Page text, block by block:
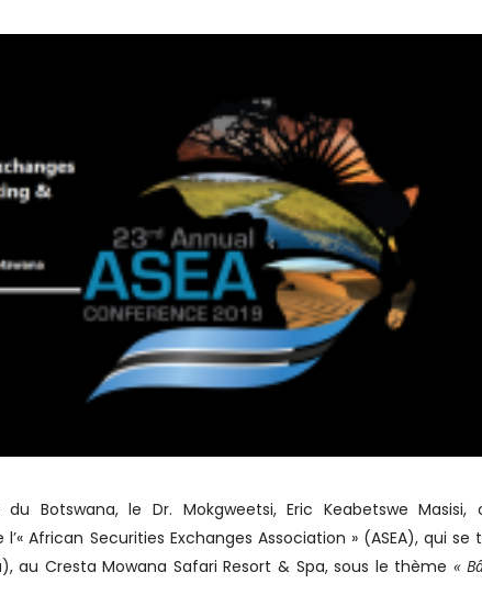
Botswana, le Dr. Mokgweetsi, Eric Keabetswe Masisi,
African Securities Exchanges Association » (ASEA), qui se
au Cresta Mowana Safari Resort & Spa, sous le thème «